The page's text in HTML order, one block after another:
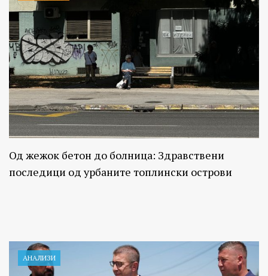
Од жежок бетон до болница: Здравствени
последици од урбаните топлински острови
АНАЛИЗИ